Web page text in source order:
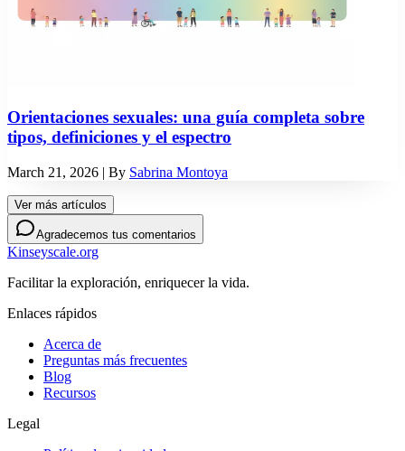
Orientaciones sexuales: una guía completa sobre
tipos, definiciones y el espectro
March 21, 2026 | By Sabrina Montoya
Ver más artículos
Agradecemos tus comentarios
Kinseyscale.org
Facilitar la exploración, enriquecer la vida.
Enlaces rápidos
Acerca de
Preguntas más frecuentes
Blog
Recursos
Legal